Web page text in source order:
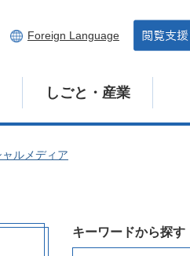
Foreign Language
しごと・産業
ャルメディア
キーワードから探す